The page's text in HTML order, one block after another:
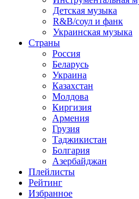
Детская музыка
R&B/cоул и фанк
Украинская музыка
Страны
Россия
Беларусь
Украина
Казахстан
Молдова
Киргизия
Армения
Грузия
Таджикистан
Болгария
Азербайджан
Плейлисты
Рейтинг
Избранное